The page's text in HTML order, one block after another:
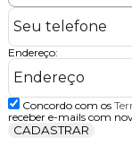
Endereço:
Concordo com os
receber e-mails com
CADASTRAR